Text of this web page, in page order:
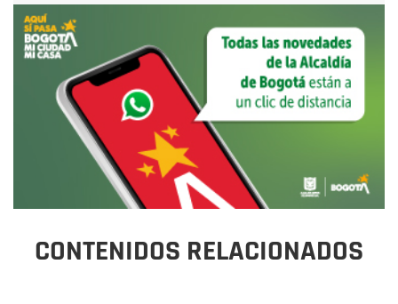
CONTENIDOS RELACIONADOS